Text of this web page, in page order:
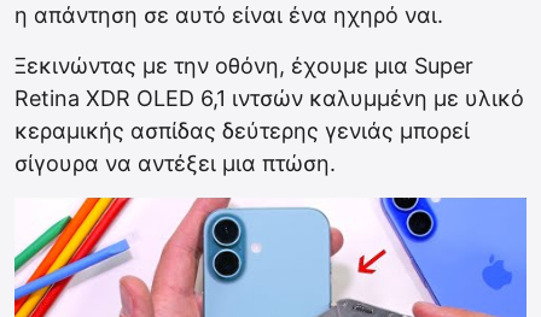
η απάντηση σε αυτό είναι ένα ηχηρό ναι.
Ξεκινώντας με την οθόνη, έχουμε μια Super
Retina XDR OLED 6,1 ιντσών καλυμμένη με υλικό
κεραμικής ασπίδας δεύτερης γενιάς μπορεί
σίγουρα να αντέξει μια πτώση.